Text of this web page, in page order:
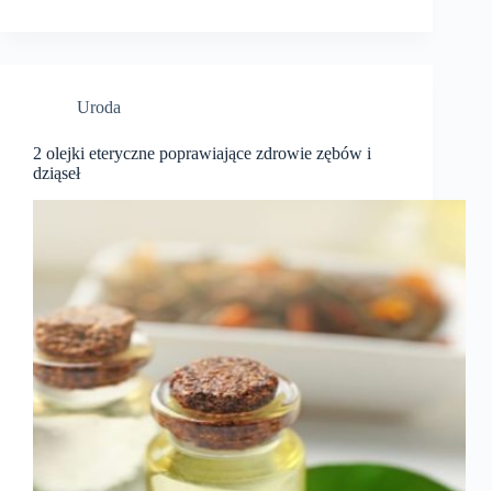
Uroda
2 olejki eteryczne poprawiające zdrowie zębów i
dziąseł